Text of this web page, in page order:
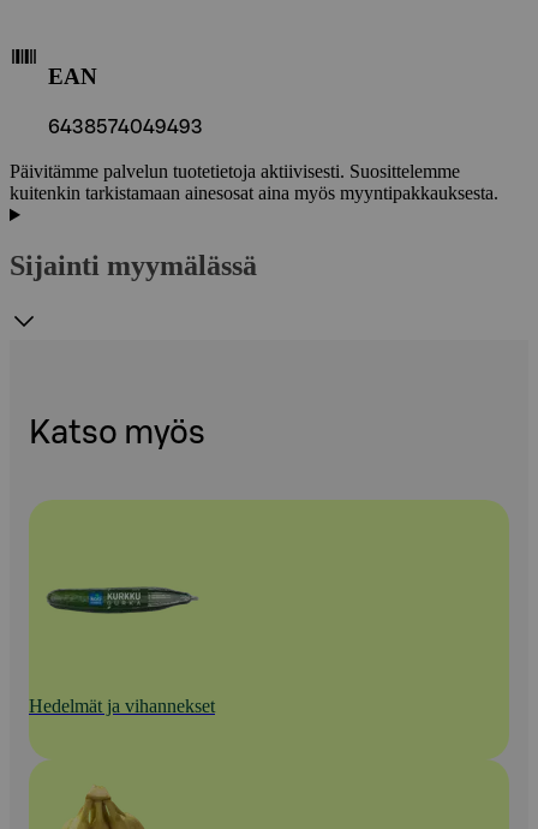
EAN
6438574049493
Päivitämme palvelun tuotetietoja aktiivisesti. Suosittelemme
kuitenkin tarkistamaan ainesosat aina myös myyntipakkauksesta.
Sijainti myymälässä
Katso myös
Hedelmät ja vihannekset